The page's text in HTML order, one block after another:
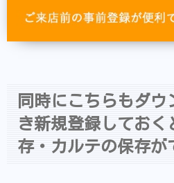
同時にこちらもダ
き新規登録してお
存・カルテの保存が